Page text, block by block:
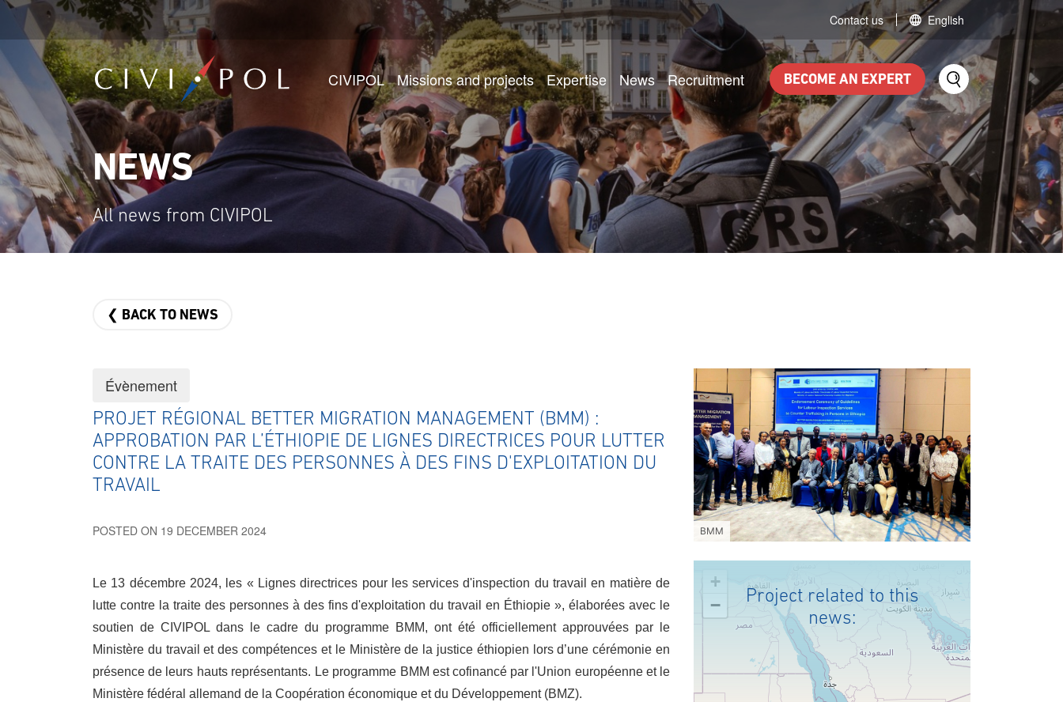
Contact us English
CIVIPOL Missions and projects Expertise News Recruitment BECOME AN EXPERT
NEWS
All news from CIVIPOL
❮ BACK TO NEWS
Évènement
PROJET RÉGIONAL BETTER MIGRATION MANAGEMENT (BMM) :
APPROBATION PAR L’ÉTHIOPIE DE LIGNES DIRECTRICES POUR LUTTER
CONTRE LA TRAITE DES PERSONNES À DES FINS D'EXPLOITATION DU
TRAVAIL
POSTED ON 19 DECEMBER 2024
Le 13 décembre 2024, les « Lignes directrices pour les services d'inspection du travail en matière de
lutte contre la traite des personnes à des fins d'exploitation du travail en Éthiopie », élaborées avec le
soutien de CIVIPOL dans le cadre du programme BMM, ont été officiellement approuvées par le
Ministère du travail et des compétences et le Ministère de la justice éthiopien lors d’une cérémonie en
présence de leurs hauts représentants. Le programme BMM est cofinancé par l'Union européenne et le
Ministère fédéral allemand de la Coopération économique et du Développement (BMZ).
BMM
Project related to this
news:
+
−